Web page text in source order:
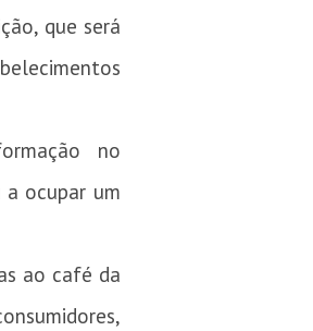
que será
no
ocupar um
ao café da